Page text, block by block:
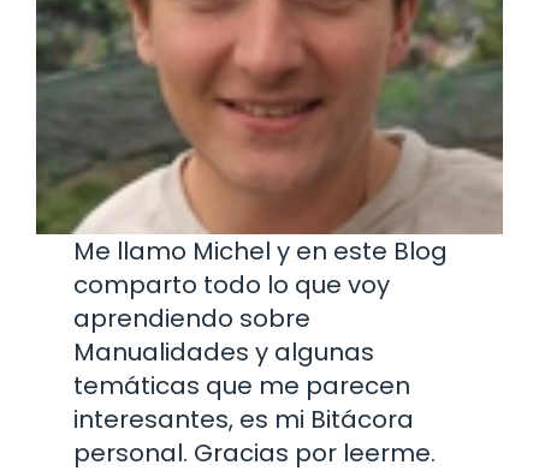
Me llamo Michel y en este Blog
comparto todo lo que voy
aprendiendo sobre
Manualidades y algunas
temáticas que me parecen
interesantes, es mi Bitácora
personal. Gracias por leerme.